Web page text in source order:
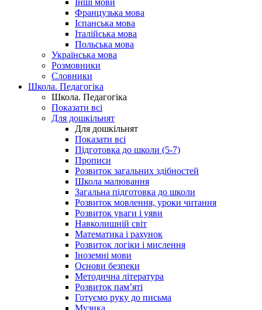
Інші мови
Французька мова
Іспанська мова
Італійська мова
Польська мова
Українська мова
Розмовники
Словники
Школа. Педагогіка
Школа. Педагогіка
Показати всі
Для дошкільнят
Для дошкільнят
Показати всі
Підготовка до школи (5-7)
Прописи
Розвиток загальних здібностей
Школа малювання
Загальна підготовка до школи
Розвиток мовлення, уроки читання
Розвиток уваги і уяви
Навколишній світ
Математика і рахунок
Розвиток логіки і мислення
Іноземні мови
Основи безпеки
Методична література
Розвиток пам’яті
Готуємо руку до письма
Музика